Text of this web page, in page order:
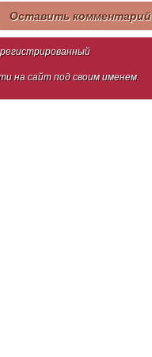
Оставить комментарий
на сайт под своим именем.